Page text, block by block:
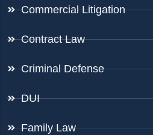
Commercial Litigation
Contract Law
Criminal Defense
DUI
Family Law